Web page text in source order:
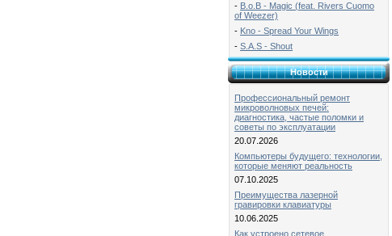
- B.o.B - Magic (feat. Rivers Cuomo
of Weezer)
- Kno - Spread Your Wings
- S.A.S - Shout
Новости
Профессиональный ремонт
микроволновых печей:
диагностика, частые поломки и
советы по эксплуатации
20.07.2026
Компьютеры будущего: технологии,
которые меняют реальность
07.10.2025
Преимущества лазерной
гравировки клавиатуры
10.06.2025
Как устроено сетевое